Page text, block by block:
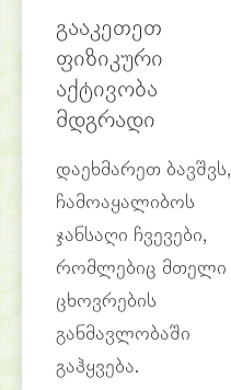
გააკეთეთ
ფიზიკური
აქტივობა
მდგრადი
დაეხმარეთ ბავშვს,
ჩამოაყალიბოს
ჯანსაღი ჩვევები,
რომლებიც მთელი
ცხოვრების
განმავლობაში
გაჰყვება.